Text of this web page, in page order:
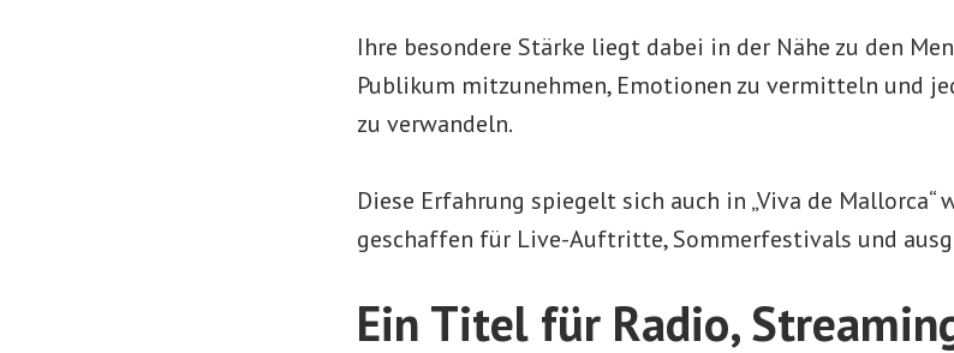
Ihre besondere Stärke liegt dabei in der Nähe zu den
Publikum mitzunehmen, Emotionen zu vermitteln und
zu verwandeln.
Diese Erfahrung spiegelt sich auch in „Viva de Mallorca“
geschaffen für Live-Auftritte, Sommerfestivals und
Ein Titel für Radio,